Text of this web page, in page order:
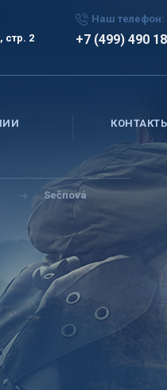
стр. 2
Наш телефон:
+7 (499) 490
Sečnová